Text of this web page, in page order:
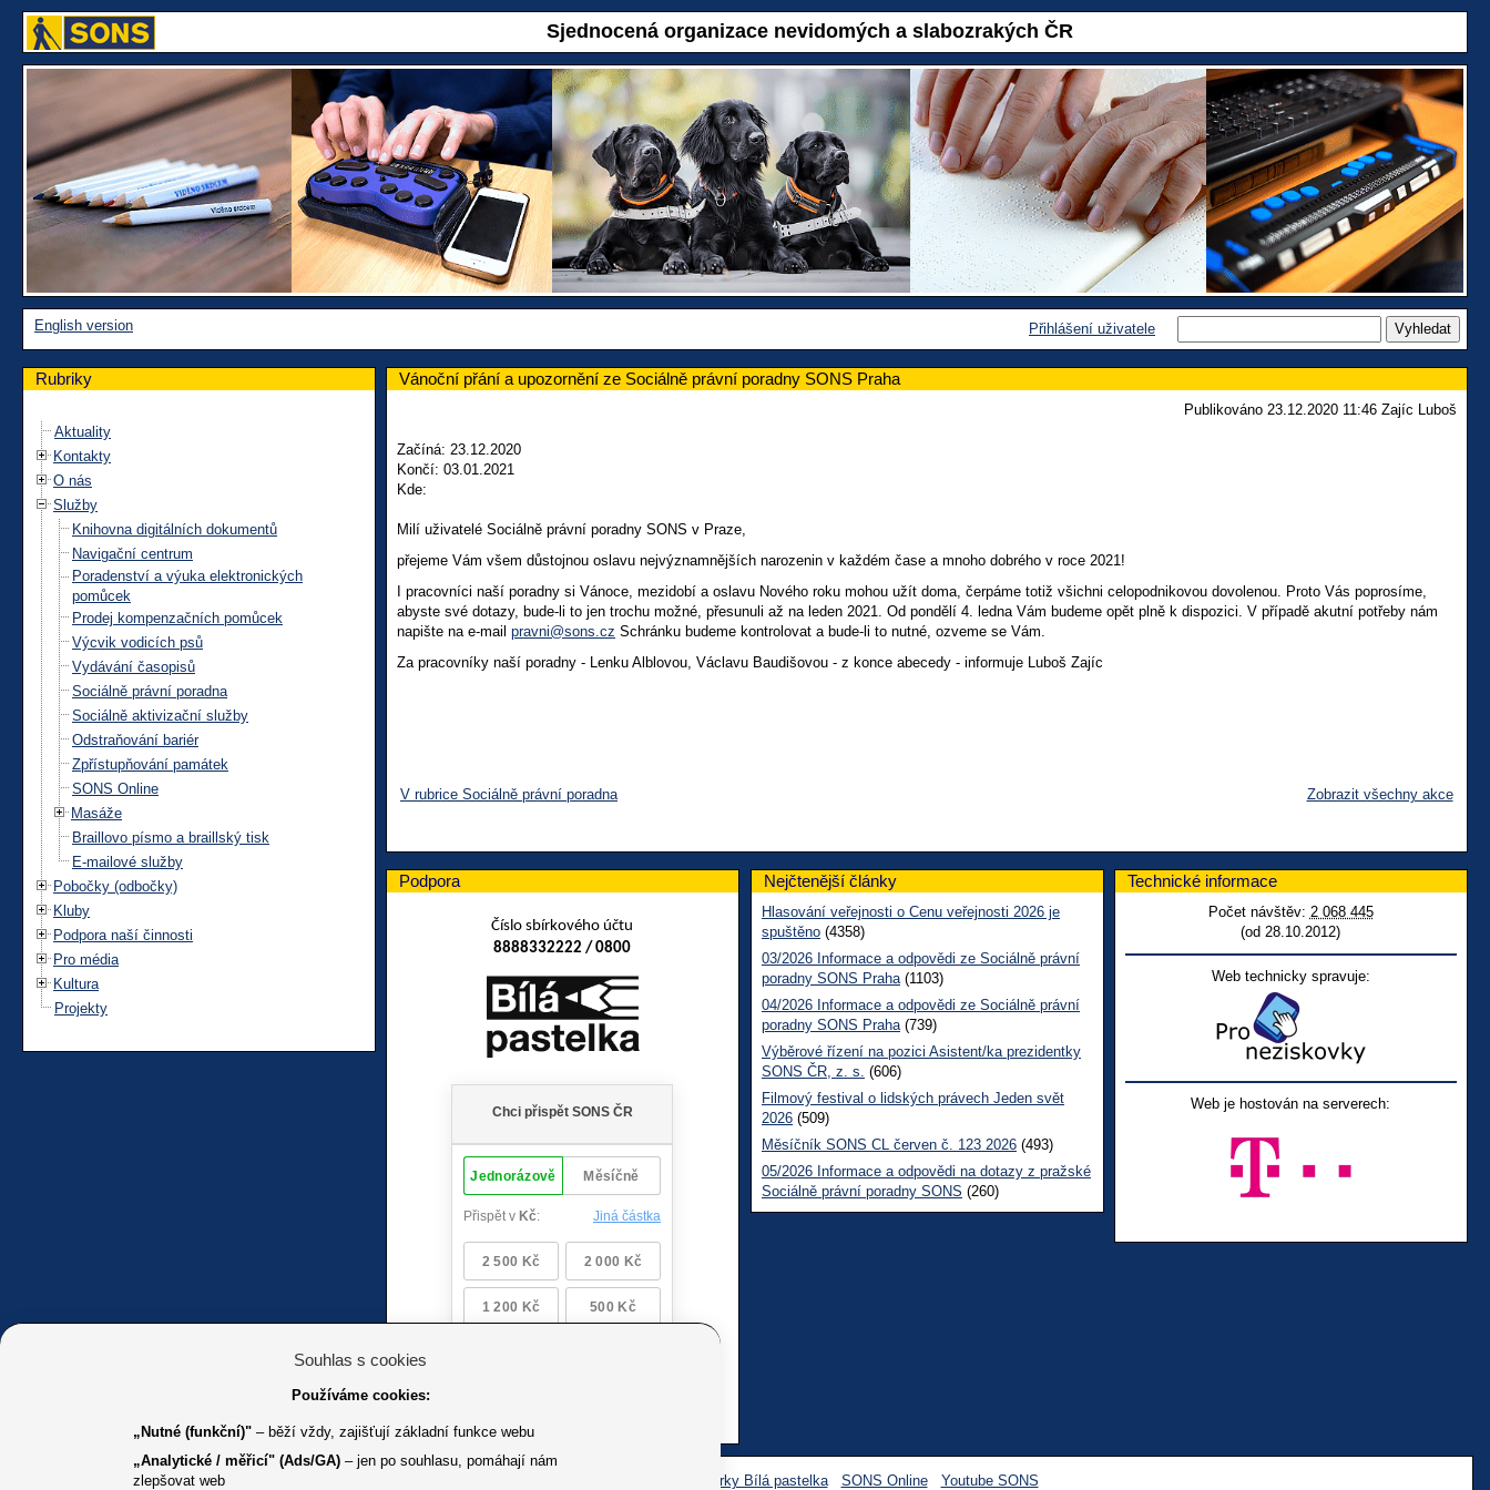
Sjednocená organizace nevidomých a slabozrakých ČR
English version Přihlášení uživatele
Rubriky
Aktuality
Kontakty
O nás
Služby
Knihovna digitálních dokumentů
Navigační centrum
Poradenství a výuka elektronických
pomůcek
Prodej kompenzačních pomůcek
Výcvik vodicích psů
Vydávání časopisů
Sociálně právní poradna
Sociálně aktivizační služby
Odstraňování bariér
Zpřístupňování památek
SONS Online
Masáže
Braillovo písmo a braillský tisk
E-mailové služby
Pobočky (odbočky)
Kluby
Podpora naší činnosti
Pro média
Kultura
Projekty
Vánoční přání a upozornění ze Sociálně právní poradny SONS Praha
Publikováno 23.12.2020 11:46 Zajíc Luboš
Začíná: 23.12.2020
Končí: 03.01.2021
Kde:
Milí uživatelé Sociálně právní poradny SONS v Praze,
přejeme Vám všem důstojnou oslavu nejvýznamnějších narozenin v každém čase a mnoho dobrého v roce 2021!
I pracovníci naší poradny si Vánoce, mezidobí a oslavu Nového roku mohou užít doma, čerpáme totiž všichni celopodnikovou dovolenou. Proto Vás poprosíme,
abyste své dotazy, bude-li to jen trochu možné, přesunuli až na leden 2021. Od pondělí 4. ledna Vám budeme opět plně k dispozici. V případě akutní potřeby nám
napište na e-mail pravni@sons.cz Schránku budeme kontrolovat a bude-li to nutné, ozveme se Vám.
Za pracovníky naší poradny - Lenku Alblovou, Václavu Baudišovou - z konce abecedy - informuje Luboš Zajíc
V rubrice Sociálně právní poradna Zobrazit všechny akce
Podpora
Číslo sbírkového účtu
8888332222 / 0800
Nejčtenější články
Hlasování veřejnosti o Cenu veřejnosti 2026 je
spuštěno (4358)
03/2026 Informace a odpovědi ze Sociálně právní
poradny SONS Praha (1103)
04/2026 Informace a odpovědi ze Sociálně právní
poradny SONS Praha (739)
Výběrové řízení na pozici Asistent/ka prezidentky
SONS ČR, z. s. (606)
Filmový festival o lidských právech Jeden svět
2026 (509)
Měsíčník SONS CL červen č. 123 2026 (493)
05/2026 Informace a odpovědi na dotazy z pražské
Sociálně právní poradny SONS (260)
Technické informace
Počet návštěv: 2 068 445
(od 28.10.2012)
Web technicky spravuje:
Web je hostován na serverech:
Facebook sbírky Bílá pastelka SONS Online Youtube SONS
Souhlas s cookies
Používáme cookies:
„Nutné (funkční)" – běží vždy, zajišťují základní funkce webu
„Analytické / měřicí" (Ads/GA) – jen po souhlasu, pomáhají nám
zlepšovat web